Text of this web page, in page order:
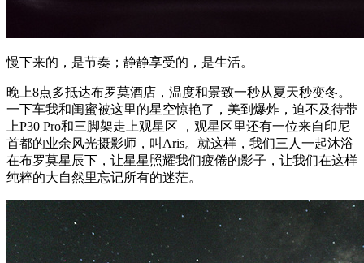
慢下来的，是节奏；静静享受的，是生活。
晚上8点多抵达布罗莫酒店，温度和景致一秒从夏天秒变冬。
一下车我和闺蜜被这里的星空惊艳了，美到爆炸，迫不及待带
上P30 Pro和三脚架走上观星区 ，观星区里还有一位来自印尼
首都的业余风光摄影师，叫Aris。就这样，我们三人一起沐浴
在布罗莫星辰下，让星星照耀我们疲倦的影子，让我们在这样
纯粹的大自然里忘记所有的迷茫。